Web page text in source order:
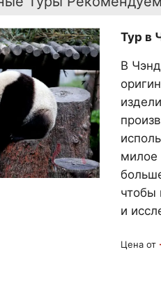
Тур в
В
милое
чтобы
и
Цена от